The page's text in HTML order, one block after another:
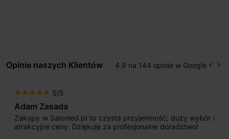
Opinie naszych Klientów 4.9 na 144 opinie w Google keyboard_arrow_left keyboard_arrow_right
star star star star star 5/5
Adam Zasada
Zakupy w Salonled.pl to czysta przyjemność; duży wybór i
atrakcyjne ceny. Dziękuję za profesjonalne doradztwo!